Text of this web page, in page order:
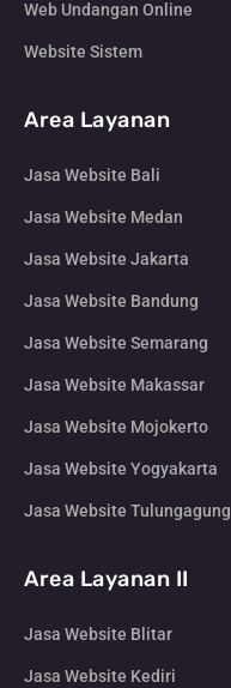
Web Undangan Online
Website Sistem
Area Layanan
Jasa Website Bali
Jasa Website Medan
Jasa Website Jakarta
Jasa Website Bandung
Jasa Website Semarang
Jasa Website Makassar
Jasa Website Mojokerto
Jasa Website Yogyakarta
Jasa Website Tulungagung
Area Layanan II
Jasa Website Blitar
Jasa Website Kediri